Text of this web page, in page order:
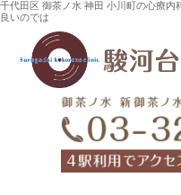
千代田区 御茶ノ水 神田 小川町の心療
良いのでは